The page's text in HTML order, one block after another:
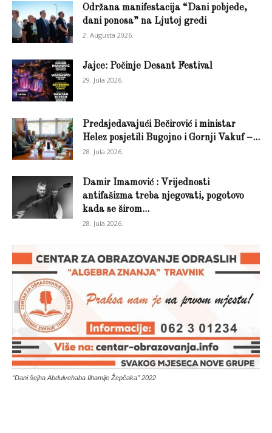
Održana manifestacija “Dani pobjede,
dani ponosa” na Ljutoj gredi
2. Augusta 2026.
Jajce: Počinje Desant Festival
29. Jula 2026.
Predsjedavajući Bečirović i ministar
Helez posjetili Bugojno i Gornji Vakuf –...
28. Jula 2026.
Damir Imamović : Vrijednosti
antifašizma treba njegovati, pogotovo
kada se širom...
28. Jula 2026.
“Dani šejha Abdulvehaba Ilhamije Žepčaka” 2022